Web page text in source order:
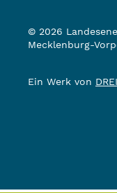
© 2026
Mecklenburg-
Ein Werk von